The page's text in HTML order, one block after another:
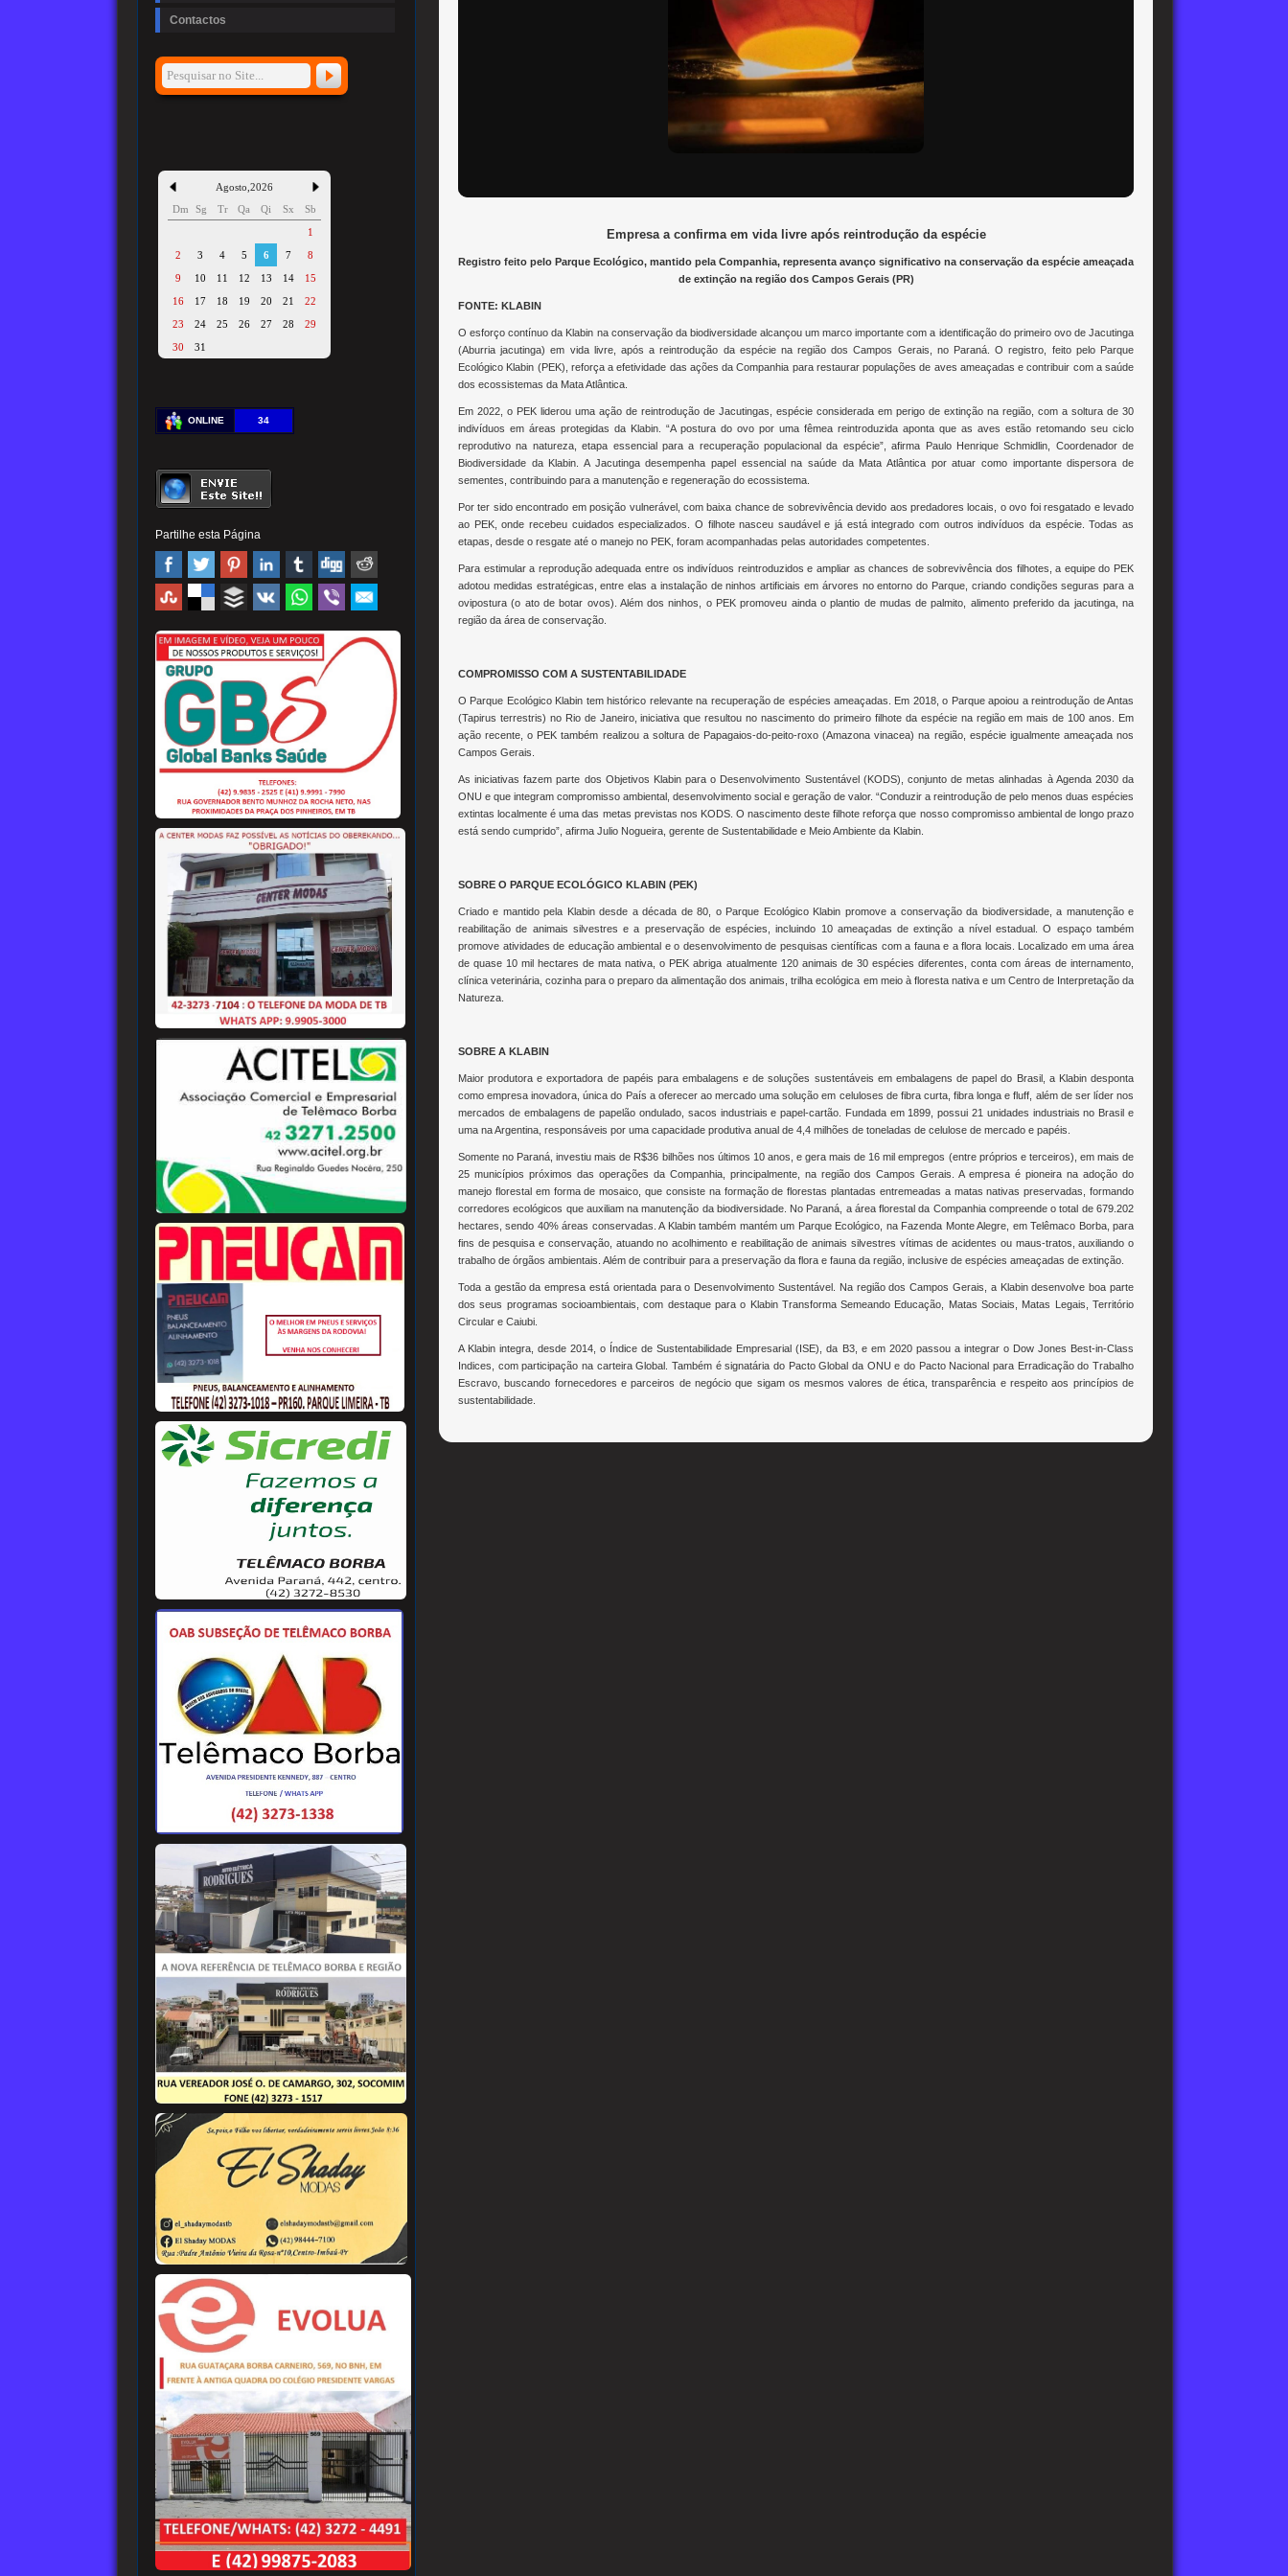
Contactos
Agosto 2026
Dm
Sg Tr Qa Qi Sx
Sb
1
2
3 4 5 6 7
8
9
10 11 12 13 14
15
16
17 18 19 20 21
22
23
24 25 26 27 28
29
30
31
ONLINE 34
Partilhe esta Página
Empresa a confirma em vida livre após reintrodução da espécie
Registro feito pelo Parque Ecológico, mantido pela Companhia, representa avanço significativo na conservação da espécie ameaçada
de extinção na região dos Campos Gerais (PR)
FONTE: KLABIN
O esforço contínuo da Klabin na conservação da biodiversidade alcançou um marco importante com a identificação do primeiro ovo de Jacutinga
(Aburria jacutinga) em vida livre, após a reintrodução da espécie na região dos Campos Gerais, no Paraná. O registro, feito pelo Parque
Ecológico Klabin (PEK), reforça a efetividade das ações da Companhia para restaurar populações de aves ameaçadas e contribuir com a saúde
dos ecossistemas da Mata Atlântica.
Em 2022, o PEK liderou uma ação de reintrodução de Jacutingas, espécie considerada em perigo de extinção na região, com a soltura de 30
indivíduos em áreas protegidas da Klabin. “A postura do ovo por uma fêmea reintroduzida aponta que as aves estão retomando seu ciclo
reprodutivo na natureza, etapa essencial para a recuperação populacional da espécie”, afirma Paulo Henrique Schmidlin, Coordenador de
Biodiversidade da Klabin. A Jacutinga desempenha papel essencial na saúde da Mata Atlântica por atuar como importante dispersora de
sementes, contribuindo para a manutenção e regeneração do ecossistema.
Por ter sido encontrado em posição vulnerável, com baixa chance de sobrevivência devido aos predadores locais, o ovo foi resgatado e levado
ao PEK, onde recebeu cuidados especializados. O filhote nasceu saudável e já está integrado com outros indivíduos da espécie. Todas as
etapas, desde o resgate até o manejo no PEK, foram acompanhadas pelas autoridades competentes.
Para estimular a reprodução adequada entre os indivíduos reintroduzidos e ampliar as chances de sobrevivência dos filhotes, a equipe do PEK
adotou medidas estratégicas, entre elas a instalação de ninhos artificiais em árvores no entorno do Parque, criando condições seguras para a
ovipostura (o ato de botar ovos). Além dos ninhos, o PEK promoveu ainda o plantio de mudas de palmito, alimento preferido da jacutinga, na
região da área de conservação.
COMPROMISSO COM A SUSTENTABILIDADE
O Parque Ecológico Klabin tem histórico relevante na recuperação de espécies ameaçadas. Em 2018, o Parque apoiou a reintrodução de Antas
(Tapirus terrestris) no Rio de Janeiro, iniciativa que resultou no nascimento do primeiro filhote da espécie na região em mais de 100 anos. Em
ação recente, o PEK também realizou a soltura de Papagaios-do-peito-roxo (Amazona vinacea) na região, espécie igualmente ameaçada nos
Campos Gerais.
As iniciativas fazem parte dos Objetivos Klabin para o Desenvolvimento Sustentável (KODS), conjunto de metas alinhadas à Agenda 2030 da
ONU e que integram compromisso ambiental, desenvolvimento social e geração de valor. “Conduzir a reintrodução de pelo menos duas espécies
extintas localmente é uma das metas previstas nos KODS. O nascimento deste filhote reforça que nosso compromisso ambiental de longo prazo
está sendo cumprido”, afirma Julio Nogueira, gerente de Sustentabilidade e Meio Ambiente da Klabin.
SOBRE O PARQUE ECOLÓGICO KLABIN (PEK)
Criado e mantido pela Klabin desde a década de 80, o Parque Ecológico Klabin promove a conservação da biodiversidade, a manutenção e
reabilitação de animais silvestres e a preservação de espécies, incluindo 10 ameaçadas de extinção a nível estadual. O espaço também
promove atividades de educação ambiental e o desenvolvimento de pesquisas científicas com a fauna e a flora locais. Localizado em uma área
de quase 10 mil hectares de mata nativa, o PEK abriga atualmente 120 animais de 30 espécies diferentes, conta com áreas de internamento,
clínica veterinária, cozinha para o preparo da alimentação dos animais, trilha ecológica em meio à floresta nativa e um Centro de Interpretação da
Natureza.
SOBRE A KLABIN
Maior produtora e exportadora de papéis para embalagens e de soluções sustentáveis em embalagens de papel do Brasil, a Klabin desponta
como empresa inovadora, única do País a oferecer ao mercado uma solução em celuloses de fibra curta, fibra longa e fluff, além de ser líder nos
mercados de embalagens de papelão ondulado, sacos industriais e papel-cartão. Fundada em 1899, possui 21 unidades industriais no Brasil e
uma na Argentina, responsáveis por uma capacidade produtiva anual de 4,4 milhões de toneladas de celulose de mercado e papéis.
Somente no Paraná, investiu mais de R$36 bilhões nos últimos 10 anos, e gera mais de 16 mil empregos (entre próprios e terceiros), em mais de
25 municípios próximos das operações da Companhia, principalmente, na região dos Campos Gerais. A empresa é pioneira na adoção do
manejo florestal em forma de mosaico, que consiste na formação de florestas plantadas entremeadas a matas nativas preservadas, formando
corredores ecológicos que auxiliam na manutenção da biodiversidade. No Paraná, a área florestal da Companhia compreende o total de 679.202
hectares, sendo 40% áreas conservadas. A Klabin também mantém um Parque Ecológico, na Fazenda Monte Alegre, em Telêmaco Borba, para
fins de pesquisa e conservação, atuando no acolhimento e reabilitação de animais silvestres vítimas de acidentes ou maus-tratos, auxiliando o
trabalho de órgãos ambientais. Além de contribuir para a preservação da flora e fauna da região, inclusive de espécies ameaçadas de extinção.
Toda a gestão da empresa está orientada para o Desenvolvimento Sustentável. Na região dos Campos Gerais, a Klabin desenvolve boa parte
dos seus programas socioambientais, com destaque para o Klabin Transforma Semeando Educação, Matas Sociais, Matas Legais, Território
Circular e Caiubi.
A Klabin integra, desde 2014, o Índice de Sustentabilidade Empresarial (ISE), da B3, e em 2020 passou a integrar o Dow Jones Best-in-Class
Indices, com participação na carteira Global. Também é signatária do Pacto Global da ONU e do Pacto Nacional para Erradicação do Trabalho
Escravo, buscando fornecedores e parceiros de negócio que sigam os mesmos valores de ética, transparência e respeito aos princípios de
sustentabilidade.